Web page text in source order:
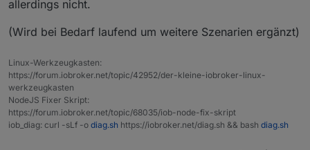
allerdings nicht.
(Wird bei Bedarf laufend um weitere Szenarien ergänzt)
Linux-Werkzeugkasten:
https://forum.iobroker.net/topic/42952/der-kleine-iobroker-linux-
werkzeugkasten
NodeJS Fixer Skript:
https://forum.iobroker.net/topic/68035/iob-node-fix-skript
iob_diag: curl -sLf -o diag.sh https://iobroker.net/diag.sh && bash diag.sh